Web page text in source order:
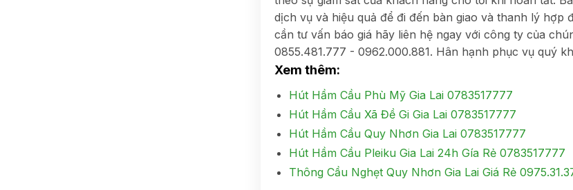
dịch vụ và hiệu quả để đi đến bàn giao và thanh lý
cần tư vấn báo giá hãy liên hệ ngay với công ty của
0855.481.777 - 0962.000.881. Hân hạnh phục vụ quý
Xem thêm:
Hút Hầm Cầu Phù Mỹ Gia Lai 0783517777
Hút Hầm Cầu Xã Đề Gi Gia Lai 0783517777
Hút Hầm Cầu Quy Nhơn Gia Lai 0783517777
Hút Hầm Cầu Pleiku Gia Lai 24h Gía Rẻ 0783517777
Thông Cầu Nghẹt Quy Nhơn Gia Lai Giá Rẻ